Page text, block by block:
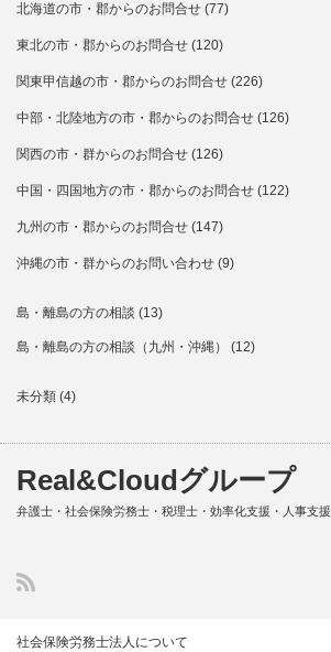
北海道の市・郡からのお問合せ (77)
東北の市・郡からのお問合せ (120)
関東甲信越の市・郡からのお問合せ (226)
中部・北陸地方の市・郡からのお問合せ (126)
関西の市・群からのお問合せ (126)
中国・四国地方の市・郡からのお問合せ (122)
九州の市・郡からのお問合せ (147)
沖縄の市・群からのお問い合わせ (9)
島・離島の方の相談 (13)
島・離島の方の相談（九州・沖縄） (12)
未分類 (4)
Real&Cloudグループ
弁護士・社会保険労務士・税理士・効率化支援・人事支援
社会保険労務士法人について